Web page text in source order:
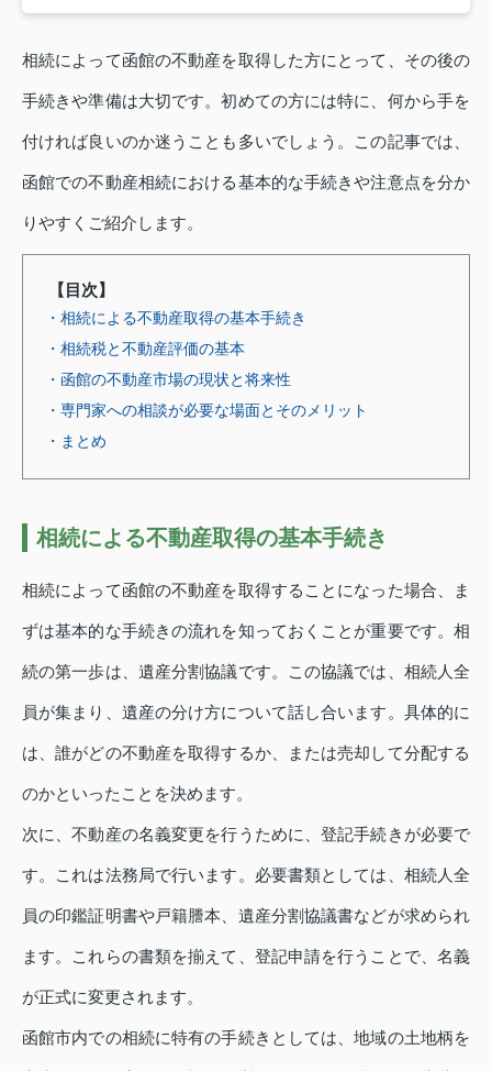
相続によって函館の不動産を取得した方にとって、その後の
手続きや準備は大切です。初めての方には特に、何から手を
付ければ良いのか迷うことも多いでしょう。この記事では、
函館での不動産相続における基本的な手続きや注意点を分か
りやすくご紹介します。
【目次】
・相続による不動産取得の基本手続き
・相続税と不動産評価の基本
・函館の不動産市場の現状と将来性
・専門家への相談が必要な場面とそのメリット
・まとめ
相続による不動産取得の基本手続き
相続によって函館の不動産を取得することになった場合、ま
ずは基本的な手続きの流れを知っておくことが重要です。相
続の第一歩は、遺産分割協議です。この協議では、相続人全
員が集まり、遺産の分け方について話し合います。具体的に
は、誰がどの不動産を取得するか、または売却して分配する
のかといったことを決めます。
次に、不動産の名義変更を行うために、登記手続きが必要で
す。これは法務局で行います。必要書類としては、相続人全
員の印鑑証明書や戸籍謄本、遺産分割協議書などが求められ
ます。これらの書類を揃えて、登記申請を行うことで、名義
が正式に変更されます。
函館市内での相続に特有の手続きとしては、地域の土地柄を